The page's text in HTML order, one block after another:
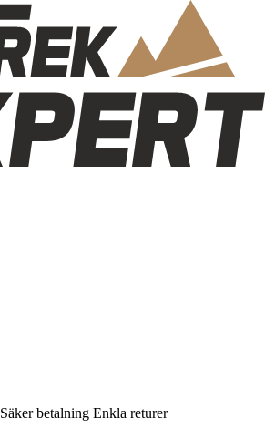
Säker betalning Enkla returer